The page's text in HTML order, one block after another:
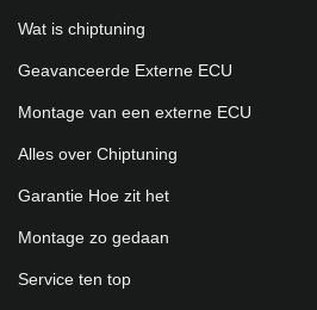
Wat is chiptuning
Geavanceerde Externe ECU
Montage van een externe ECU
Alles over Chiptuning
Garantie Hoe zit het
Montage zo gedaan
Service ten top